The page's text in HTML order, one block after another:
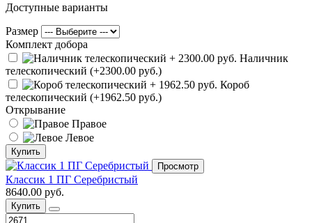
Доступные варианты
Размер
Комплект добора
Наличник
телескопический (+2300.00 руб.)
Короб
телескопический (+1962.50 руб.)
Открывание
Правое
Левое
Купить
Просмотр
Классик 1 ПГ Серебристый
8640.00 руб.
Купить